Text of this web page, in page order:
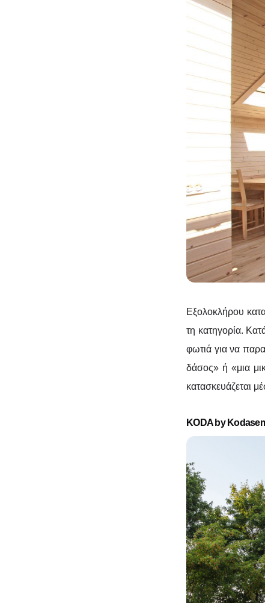
Εξολοκλήρου
τη κατηγορία.
φωτιά για να
δάσος» ή «μια
κατασκευάζεται
KODA by